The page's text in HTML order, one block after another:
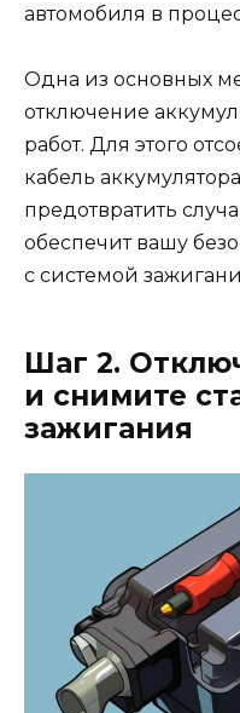
автомобиля в
Одна из основных
отключение
работ. Для этого
кабель
предотвратить
обеспечит вашу
с системой
Шаг 2.
и снимите
зажигания